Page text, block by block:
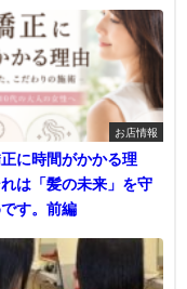
お店情報
に時間がかかる理
は「髪の未来」を守
す。前編